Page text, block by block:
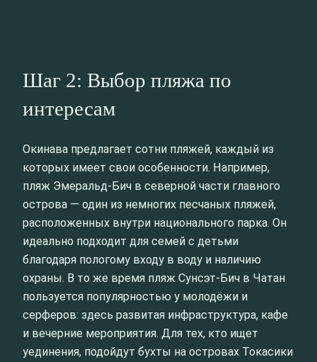
Шаг 2: Выбор пляжа по
интересам
Окинава предлагает сотни пляжей, каждый из
которых имеет свои особенности. Например,
пляж Эмеральд-Бич в северной части главного
острова — один из немногих песчаных пляжей,
расположенных внутри национального парка. Он
идеально подходит для семей с детьми
благодаря пологому входу в воду и наличию
охраны. В то же время пляж Сунсэт-Бич в Чатан
пользуется популярностью у молодёжи и
серферов: здесь развитая инфраструктура, кафе
и вечерние мероприятия. Для тех, кто ищет
уединения, подойдут бухты на островах Токасики